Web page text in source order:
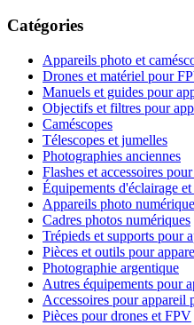
Catégories
Appareils photo et
Drones et matériel pour
Manuels et guides pour
Objectifs et filtres pour
Caméscopes
Télescopes et jumelles
Photographies anciennes
Flashes et accessoires
Équipements d'éclairage
Appareils photo
Cadres photos numériques
Trépieds et supports pour
Pièces et outils pour
Photographie argentique
Autres équipements pour
Accessoires pour appareil
Pièces pour drones et FPV